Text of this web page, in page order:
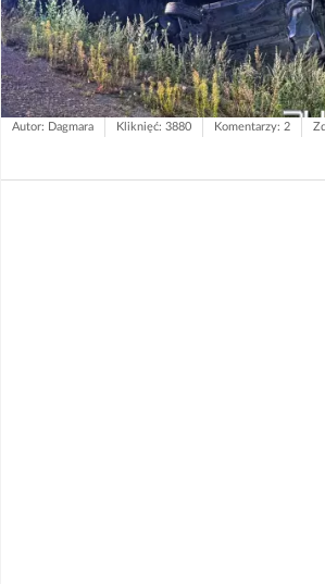
Autor: Dagmara Kliknięć: 3880 Komentarzy: 2